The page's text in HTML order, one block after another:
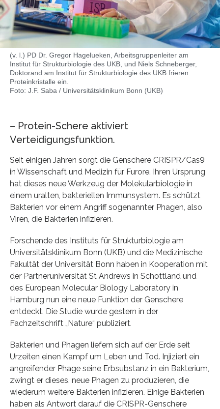
(v. l.) PD Dr. Gregor Hagelueken, Arbeitsgruppenleiter am
Institut für Strukturbiologie des UKB, und Niels Schneberger,
Doktorand am Institut für Strukturbiologie des UKB frieren
Proteinkristalle ein.
Foto: J.F. Saba / Universitätsklinikum Bonn (UKB)
– Protein-Schere aktiviert
Verteidigungsfunktion.
Seit einigen Jahren sorgt die Genschere CRISPR/Cas9
in Wissenschaft und Medizin für Furore. Ihren Ursprung
hat dieses neue Werkzeug der Molekularbiologie in
einem uralten, bakteriellen Immunsystem. Es schützt
Bakterien vor einem Angriff sogenannter Phagen, also
Viren, die Bakterien infizieren.
Forschende des Instituts für Strukturbiologie am
Universitätsklinikum Bonn (UKB) und die Medizinische
Fakultät der Universität Bonn haben in Kooperation mit
der Partneruniversität St Andrews in Schottland und
des European Molecular Biology Laboratory in
Hamburg nun eine neue Funktion der Genschere
entdeckt. Die Studie wurde gestern in der
Fachzeitschrift „Nature“ publiziert.
Bakterien und Phagen liefern sich auf der Erde seit
Urzeiten einen Kampf um Leben und Tod. Injiziert ein
angreifender Phage seine Erbsubstanz in ein Bakterium,
zwingt er dieses, neue Phagen zu produzieren, die
wiederum weitere Bakterien infizieren. Einige Bakterien
haben als Antwort darauf die CRISPR-Genschere